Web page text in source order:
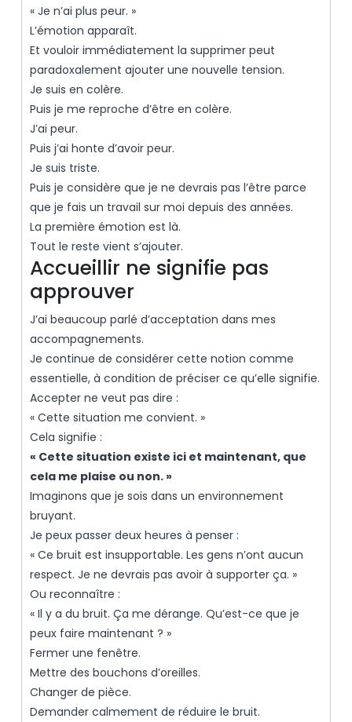
« Je n’ai plus peur. »
L’émotion apparaît.
Et vouloir immédiatement la supprimer peut
paradoxalement ajouter une nouvelle tension.
Je suis en colère.
Puis je me reproche d’être en colère.
J’ai peur.
Puis j’ai honte d’avoir peur.
Je suis triste.
Puis je considère que je ne devrais pas l’être parce
que je fais un travail sur moi depuis des années.
La première émotion est là.
Tout le reste vient s’ajouter.
Accueillir ne signifie pas
approuver
J’ai beaucoup parlé d’acceptation dans mes
accompagnements.
Je continue de considérer cette notion comme
essentielle, à condition de préciser ce qu’elle signifie.
Accepter ne veut pas dire :
« Cette situation me convient. »
Cela signifie :
« Cette situation existe ici et maintenant, que
cela me plaise ou non. »
Imaginons que je sois dans un environnement
bruyant.
Je peux passer deux heures à penser :
« Ce bruit est insupportable. Les gens n’ont aucun
respect. Je ne devrais pas avoir à supporter ça. »
Ou reconnaître :
« Il y a du bruit. Ça me dérange. Qu’est-ce que je
peux faire maintenant ? »
Fermer une fenêtre.
Mettre des bouchons d’oreilles.
Changer de pièce.
Demander calmement de réduire le bruit.